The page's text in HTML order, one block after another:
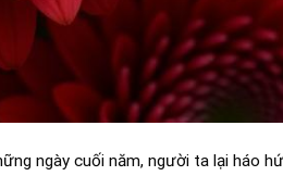
ngày cuối năm, người ta lại háo